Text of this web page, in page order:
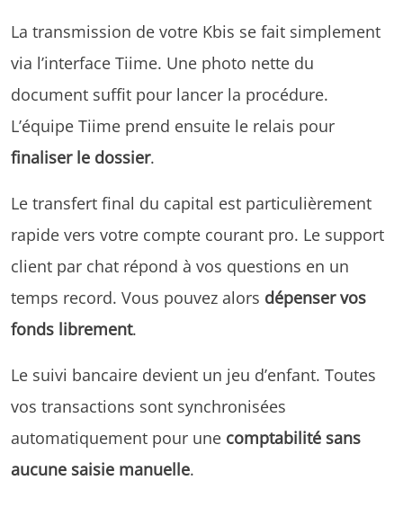
La transmission de votre Kbis se fait simplement
via l’interface Tiime. Une photo nette du
document suffit pour lancer la procédure.
L’équipe Tiime prend ensuite le relais pour
finaliser le dossier.
Le transfert final du capital est particulièrement
rapide vers votre compte courant pro. Le support
client par chat répond à vos questions en un
temps record. Vous pouvez alors dépenser vos
fonds librement.
Le suivi bancaire devient un jeu d’enfant. Toutes
vos transactions sont synchronisées
automatiquement pour une comptabilité sans
aucune saisie manuelle.